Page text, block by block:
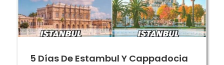
5 Días De Estambul Y Cappadocia